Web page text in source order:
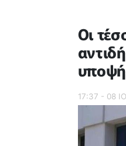
Οι
17:37 - 08